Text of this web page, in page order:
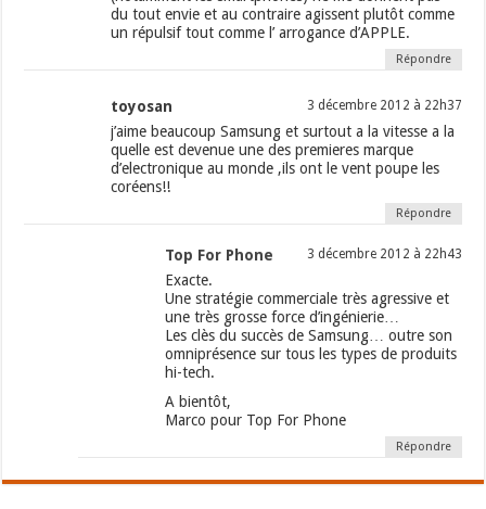
du tout envie et au contraire agissent plutôt comme
un répulsif tout comme l’ arrogance d’APPLE.
Répondre
toyosan 3 décembre 2012 à 22h37
j’aime beaucoup Samsung et surtout a la vitesse a la
quelle est devenue une des premieres marque
d’electronique au monde ,ils ont le vent poupe les
coréens!!
Répondre
Top For Phone 3 décembre 2012 à 22h43
Exacte.
Une stratégie commerciale très agressive et
une très grosse force d’ingénierie…
Les clès du succès de Samsung… outre son
omniprésence sur tous les types de produits
hi-tech.
A bientôt,
Marco pour Top For Phone
Répondre